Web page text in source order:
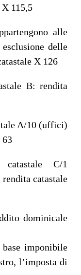
115,5
alle
delle
X 126
B: rendita
A/10 (uffici)
63
C/1
catastale
dominicale
imponibile
l’imposta di